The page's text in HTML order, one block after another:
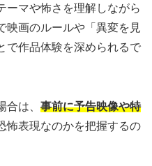
ーマや怖さを理解しながら
映画のルールや「異変を見
で作品体験を深められるで
合は、 事前に予告映像や特
怖表現なのかを把握するの